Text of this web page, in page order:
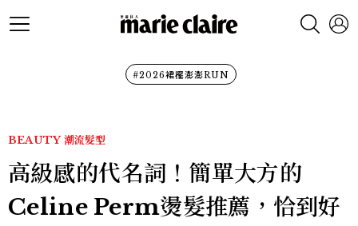
#2026裙襬澎澎RUN
BEAUTY 潮流髮型
高級感的代名詞！簡單大方的
Celine Perm燙髮推薦，恰到好